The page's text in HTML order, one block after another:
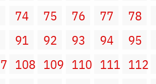
74 75 76 77 78
91 92 93 94 95
108 109 110 111 112